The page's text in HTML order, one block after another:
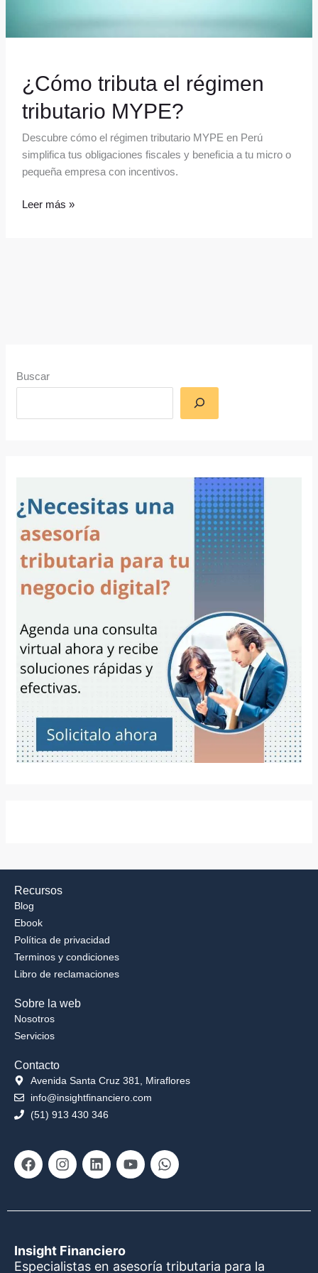
¿Cómo tributa el régimen
tributario MYPE?
Descubre cómo el régimen tributario MYPE en Perú
simplifica tus obligaciones fiscales y beneficia a tu micro o
pequeña empresa con incentivos.
Leer más »
Buscar
Recursos
Blog
Ebook
Política de privacidad
Terminos y condiciones
Libro de reclamaciones
Sobre la web
Nosotros
Servicios
Contacto
Avenida Santa Cruz 381, Miraflores
info@insightfinanciero.com
(51) 913 430 346
Insight Financiero
Especialistas en asesoría tributaria para la